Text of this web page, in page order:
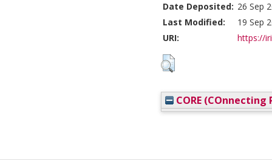
Date Deposited: 26 Sep
Last Modified:
19 Sep
URI:
https://
CORE (COnnecting